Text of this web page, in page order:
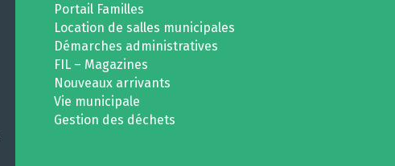
Portail Familles
Location de salles municipales
Démarches administratives
FIL – Magazines
Nouveaux arrivants
Vie municipale
Gestion des déchets